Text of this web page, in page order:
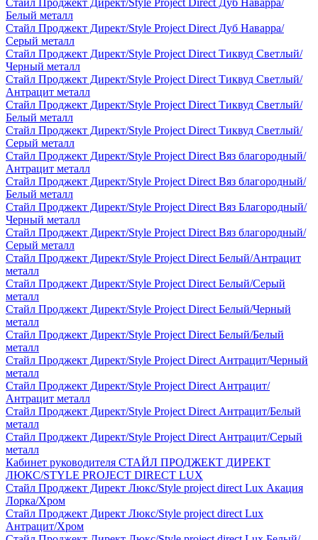
Стайл Проджект Директ/Style Project Direct Дуб Наварра/
Белый металл
Стайл Проджект Директ/Style Project Direct Дуб Наварра/
Серый металл
Стайл Проджект Директ/Style Project Direct Тиквуд Светлый/
Черный металл
Стайл Проджект Директ/Style Project Direct Тиквуд Светлый/
Антрацит металл
Стайл Проджект Директ/Style Project Direct Тиквуд Светлый/
Белый металл
Стайл Проджект Директ/Style Project Direct Тиквуд Светлый/
Серый металл
Стайл Проджект Директ/Style Project Direct Вяз благородный/
Антрацит металл
Стайл Проджект Директ/Style Project Direct Вяз благородный/
Белый металл
Стайл Проджект Директ/Style Project Direct Вяз Благородный/
Черный металл
Стайл Проджект Директ/Style Project Direct Вяз благородный/
Серый металл
Стайл Проджект Директ/Style Project Direct Белый/Антрацит
металл
Стайл Проджект Директ/Style Project Direct Белый/Серый
металл
Стайл Проджект Директ/Style Project Direct Белый/Черный
металл
Стайл Проджект Директ/Style Project Direct Белый/Белый
металл
Стайл Проджект Директ/Style Project Direct Антрацит/Черный
металл
Стайл Проджект Директ/Style Project Direct Антрацит/
Антрацит металл
Стайл Проджект Директ/Style Project Direct Антрацит/Белый
металл
Стайл Проджект Директ/Style Project Direct Антрацит/Серый
металл
Кабинет руководителя СТАЙЛ ПРОДЖЕКТ ДИРЕКТ
ЛЮКС/STYLE PROJECT DIRECT LUX
Стайл Проджект Директ Люкс/Style project direct Lux Акация
Лорка/Хром
Стайл Проджект Директ Люкс/Style project direct Lux
Антрацит/Хром